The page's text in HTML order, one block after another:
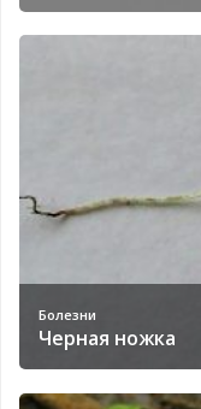
Болезни
Черная ножка